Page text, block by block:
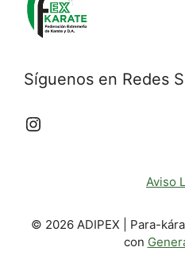
Síguenos en Redes
Aviso
© 2026 ADIPEX | Para-
con